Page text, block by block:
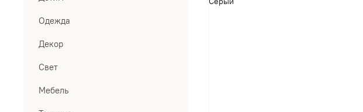
Одежда
Декор
Свет
Мебель